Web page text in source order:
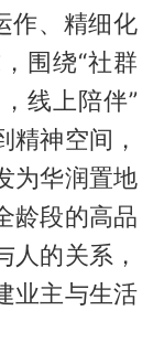
作、精细化
围绕“社群
线上陪伴”
精神空间，
为华润置地
龄段的高品
人的关系，
业主与生活